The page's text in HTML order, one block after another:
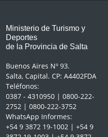
Ministerio de Turismo y
Deportes
de la Provincia de Salta
Buenos Aires Nº 93.
Salta, Capital. CP: A4402FDA
Teléfonos:
0387 - 4310950 | 0800-222-
2752 | 0800-222-3752
WhatsApp Informes:
+54 9 3872 19-1002 | +54 9